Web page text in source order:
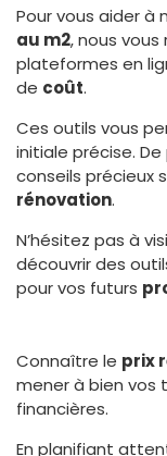
Pour vous aider à
au m2, nous
plateformes en
de coût.
Ces outils vous
initiale précise.
conseils précieux
rénovation.
N’hésitez pas à
découvrir des
pour vos futurs
Connaître le prix
mener à bien vos
financières.
En planifiant